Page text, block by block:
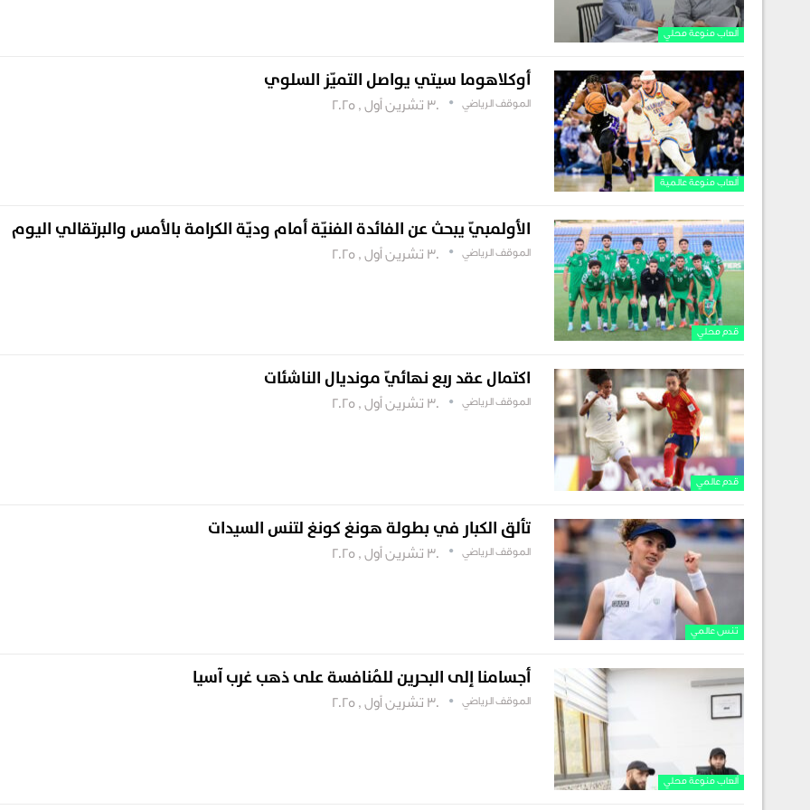
ألعاب منوعة محلي
ألعاب منوعة عالمية
أوكلاهوما سيتي يواصل التميّز السلوي
الموقف الرياضي 30 تشرين أول , 2025
قدم محلي
الأولمبيّ يبحث عن الفائدة الفنيّة أمام وديّة الكرامة بالأمس والبرتقالي اليوم
الموقف الرياضي 30 تشرين أول , 2025
قدم عالمي
اكتمال عقد ربع نهائيّ مونديال الناشئات
الموقف الرياضي 30 تشرين أول , 2025
تنس عالمي
تألق الكبار في بطولة هونغ كونغ لتنس السيدات
الموقف الرياضي 30 تشرين أول , 2025
ألعاب منوعة محلي
أجسامنا إلى البحرين للمُنافسة على ذهب غرب آسيا
الموقف الرياضي 30 تشرين أول , 2025